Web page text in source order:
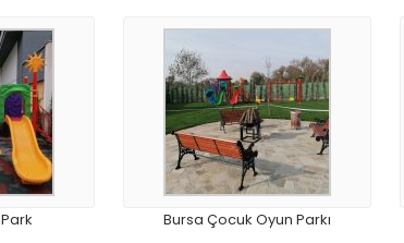
Bursa Çocuk Oyun Parkı